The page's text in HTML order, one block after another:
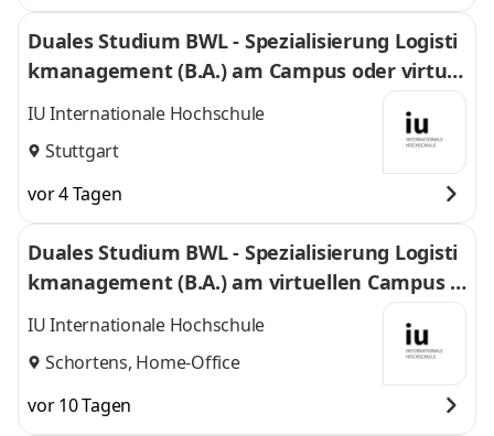
Duales Studium BWL - Spezialisierung Logisti
kmanagement (B.A.) am Campus oder virtuel
l
IU Internationale Hochschule
Stuttgart
vor 4 Tagen
Duales Studium BWL - Spezialisierung Logisti
kmanagement (B.A.) am virtuellen Campus -
Nordfrost GmbH & Co. KG
IU Internationale Hochschule
Schortens, Home-Office
vor 10 Tagen